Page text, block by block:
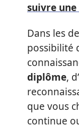
suivre
Dans les
possibilité
diplôme,
que vous
continue